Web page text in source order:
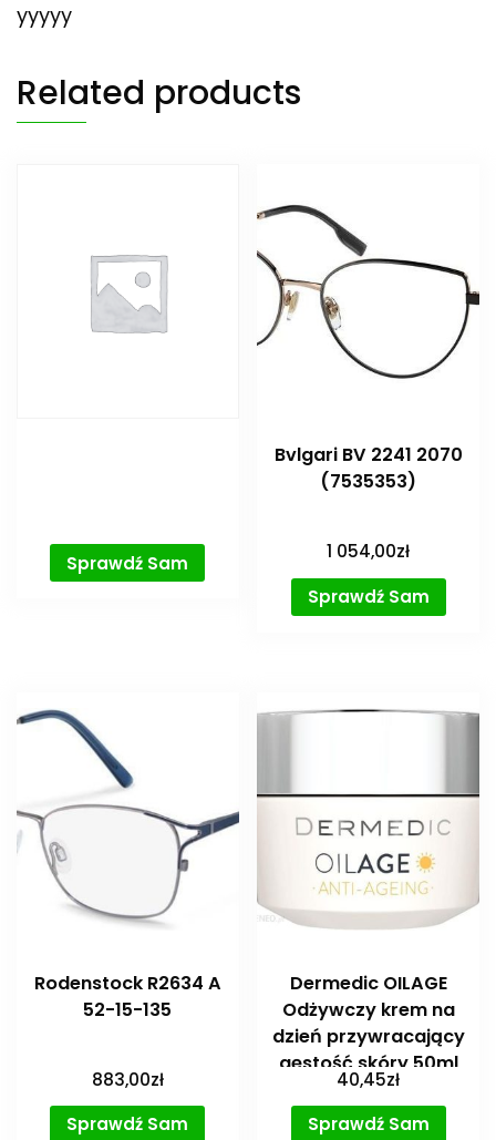
yyyyy
Related products
Sprawdź Sam
Bvlgari BV 2241 2070
(7535353)
1 054,00zł
Sprawdź Sam
Rodenstock R2634 A
52-15-135
883,00zł
Sprawdź Sam
Dermedic OILAGE
Odżywczy krem na
dzień przywracający
gęstość skóry 50ml
40,45zł
Sprawdź Sam